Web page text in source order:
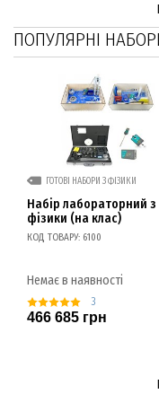
ПОПУЛЯРНІ
ГОТОВІ НАБОРИ З ФІЗИКИ
Набір лабораторний з
фізики (на клас)
КОД ТОВАРУ: 6100
Немає в наявності
3
466 685 грн